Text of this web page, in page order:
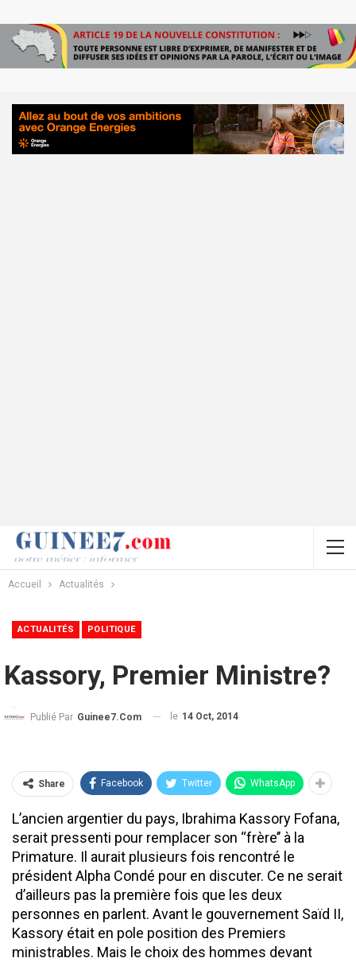
Accueil Actualités
ACTUALITÉS POLITIQUE
Kassory, Premier Ministre?
Publié Par Guinee7.com le 14 Oct, 2014
Share Facebook Twitter WhatsApp
L’ancien argentier du pays, Ibrahima Kassory Fofana,
serait pressenti pour remplacer son ‘‘frère’’ à la
Primature. Il aurait plusieurs fois rencontré le
président Alpha Condé pour en discuter. Ce ne serait
d’ailleurs pas la première fois que les deux
personnes en parlent. Avant le gouvernement Saïd II,
Kassory était en pole position des Premiers
ministrables. Mais le choix des hommes devant